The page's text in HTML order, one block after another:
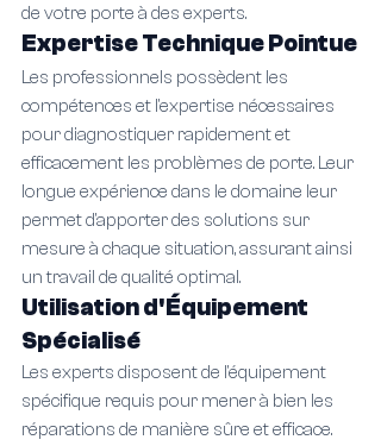
de votre porte à des experts.
Expertise Technique Pointue
Les professionnels possèdent les
compétences et l'expertise nécessaires
pour diagnostiquer rapidement et
efficacement les problèmes de porte. Leur
longue expérience dans le domaine leur
permet d'apporter des solutions sur
mesure à chaque situation, assurant ainsi
un travail de qualité optimal.
Utilisation d'Équipement
Spécialisé
Les experts disposent de l'équipement
spécifique requis pour mener à bien les
réparations de manière sûre et efficace.